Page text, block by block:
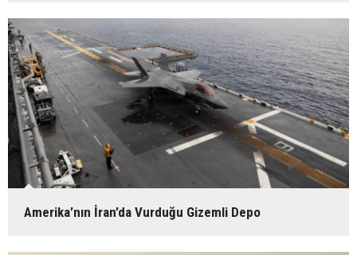
Amerika’nın İran’da Vurduğu Gizemli Depo